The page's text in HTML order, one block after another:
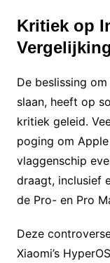
Kritiek op
De beslissing
slaan, heeft op
kritiek geleid.
poging om
vlaggenschip
draagt, inclusief
de Pro- en Pro
Deze
Xiaomi’s